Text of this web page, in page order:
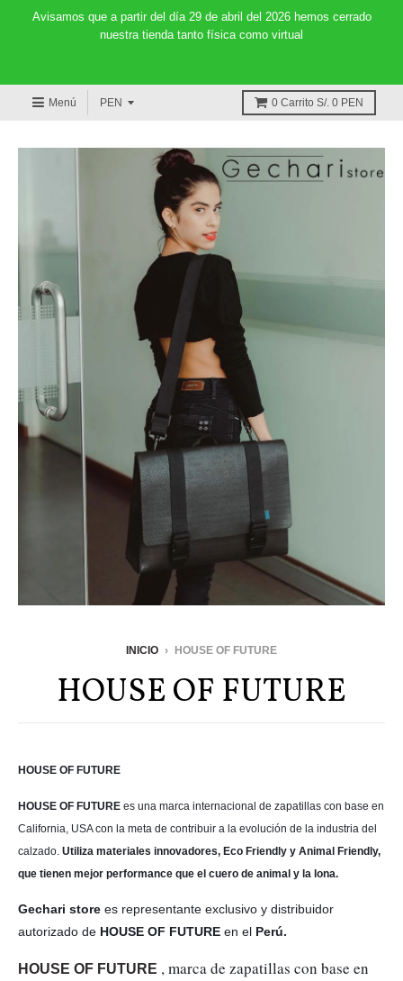
Avisamos que a partir del día 29 de abril del 2026 hemos cerrado
nuestra tienda tanto física como virtual
Menú 0 Carrito S/. 0 PEN
INICIO › HOUSE OF FUTURE
HOUSE OF FUTURE
HOUSE OF FUTURE
HOUSE OF FUTURE es una marca internacional de zapatillas con base en
California, USA con la meta de contribuir a la evolución de la industria del
calzado. Utiliza materiales innovadores, Eco Friendly y Animal Friendly,
que tienen mejor performance que el cuero de animal y la lona.
Gechari store es representante exclusivo y distribuidor
autorizado de HOUSE OF FUTURE en el Perú.
HOUSE OF FUTURE , marca de zapatillas con base en